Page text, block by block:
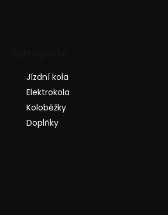
Jízdní kola
Elektrokola
Koloběžky
Doplňky